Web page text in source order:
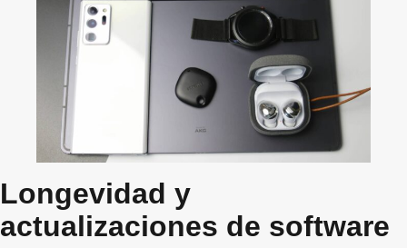
Longevidad y
actualizaciones de software